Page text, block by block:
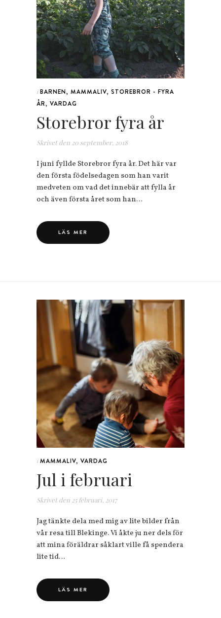
i BARNEN, MAMMALIV, STOREBROR - FYRA
ÅR, VARDAG
Storebror fyra år
Skrivet den 20 september, 2018
I juni fyllde Storebror fyra år. Det här var
den första födelsedagen som han varit
medveten om vad det innebär att fylla år
och även första året som han…
LÄS MER
i MAMMALIV, VARDAG
Jul i februari
Skrivet den 25 februari, 2017
Jag tänkte dela med mig av lite bilder från
vår resa till Blekinge. Vi åkte ju ner dels för
att mina föräldrar såklart ville få spendera
lite tid…
LÄS MER